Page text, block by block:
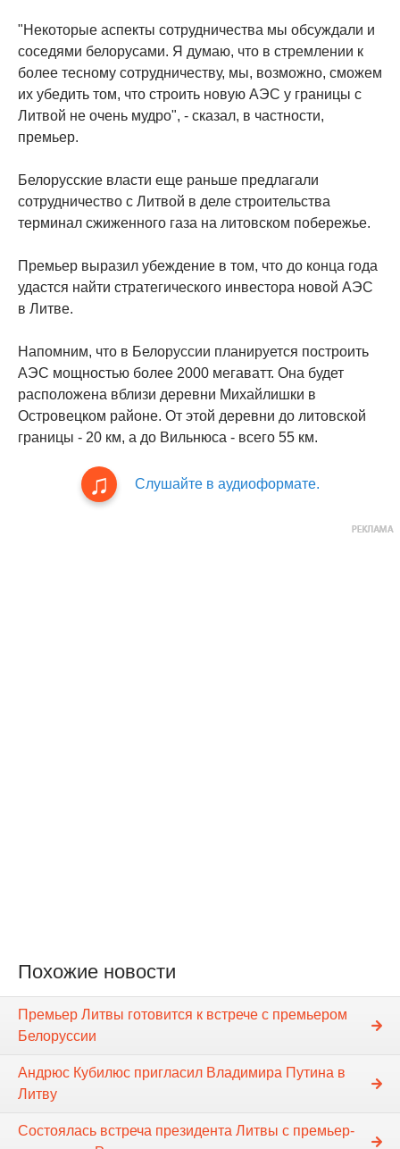
"Некоторые аспекты сотрудничества мы обсуждали и
соседями белорусами. Я думаю, что в стремлении к
более тесному сотрудничеству, мы, возможно, сможем
их убедить том, что строить новую АЭС у границы с
Литвой не очень мудро", - сказал, в частности,
премьер.
Белорусские власти еще раньше предлагали
сотрудничество с Литвой в деле строительства
терминал сжиженного газа на литовском побережье.
Премьер выразил убеждение в том, что до конца года
удастся найти стратегического инвестора новой АЭС
в Литве.
Напомним, что в Белоруссии планируется построить
АЭС мощностью более 2000 мегаватт. Она будет
расположена вблизи деревни Михайлишки в
Островецком районе. От этой деревни до литовской
границы - 20 км, а до Вильнюса - всего 55 км.
Слушайте в аудиоформате.
Похожие новости
Премьер Литвы готовится к встрече с премьером
Белоруссии
Андрюс Кубилюс пригласил Владимира Путина в
Литву
Состоялась встреча президента Литвы с премьер-